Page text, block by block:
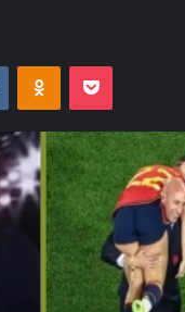
VKontakteOdnoklassniki
Pocket